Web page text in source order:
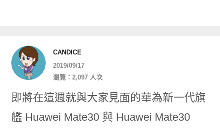
CANDICE
2019/09/17
瀏覽：2,097 人次
即將在這週就與大家見面的華為新一代旗
艦 Huawei Mate30 與 Huawei Mate30